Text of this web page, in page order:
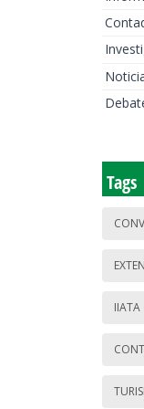
Tags
IIATA